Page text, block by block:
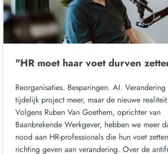
"HR moet haar voet durven
Reorganisaties. Besparingen. AI.
tijdelijk project meer, maar de nieuwe
Volgens Ruben Van Goethem, oprichter van
Baanbrekende Werkgever, hebben we meer
nood aan HR-professionals die hun voet
richting geven aan verandering. Over de